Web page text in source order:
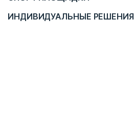
ИНДИВИДУАЛЬНЫЕ РЕШЕНИЯ